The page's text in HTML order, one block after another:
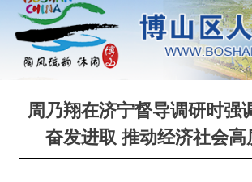
周乃翔在济宁督导调研时强
奋发进取 推动经济社会高